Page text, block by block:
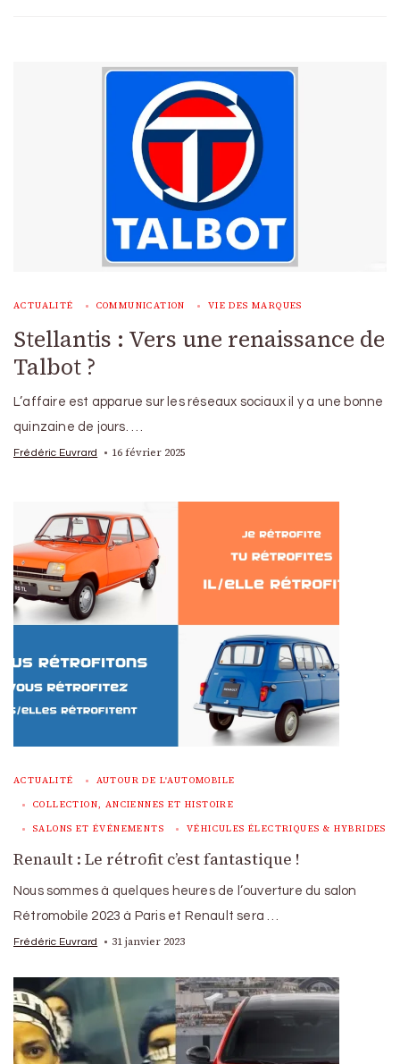
ACTUALITÉ COMMUNICATION VIE DES MARQUES
Stellantis : Vers une renaissance de
Talbot ?
L’affaire est apparue sur les réseaux sociaux il y a une bonne
quinzaine de jours. …
Frédéric Euvrard 16 février 2025
ACTUALITÉ AUTOUR DE L'AUTOMOBILE
COLLECTION, ANCIENNES ET HISTOIRE
SALONS ET ÉVÉNEMENTS VÉHICULES ÉLECTRIQUES & HYBRIDES
Renault : Le rétrofit c’est fantastique !
Nous sommes à quelques heures de l’ouverture du salon
Rétromobile 2023 à Paris et Renault sera …
Frédéric Euvrard 31 janvier 2023